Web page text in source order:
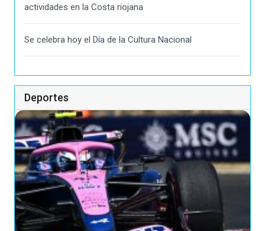
actividades en la Costa riojana
Se celebra hoy el Día de la Cultura Nacional
Deportes